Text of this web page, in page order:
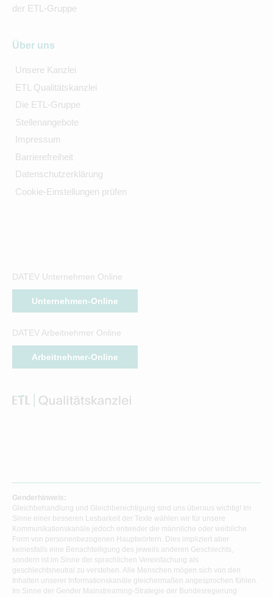
der ETL-Gruppe
Über uns
Unsere Kanzlei
ETL Qualitätskanzlei
Die ETL-Gruppe
Stellenangebote
Impressum
Barrierefreiheit
Datenschutzerklärung
Cookie-Einstellungen prüfen
DATEV Unternehmen Online
Unternehmen-Online
DATEV Arbeitnehmer Online
Arbeitnehmer-Online
Genderhinweis:
Gleichbehandlung und Gleichberechtigung sind uns überaus wichtig! Im
Sinne einer besseren Lesbarkeit der Texte wählen wir für unsere
Kommunikationskanäle jedoch entweder die männliche oder weibliche
Form von personenbezogenen Hauptwörtern. Dies impliziert aber
keinesfalls eine Benachteiligung des jeweils anderen Geschlechts,
sondern ist im Sinne der sprachlichen Vereinfachung als
geschlechtsneutral zu verstehen. Alle Menschen mögen sich von den
Inhalten unserer Informationskanäle gleichermaßen angesprochen fühlen.
Im Sinne der Gender Mainstreaming-Strategie der Bundesregierung